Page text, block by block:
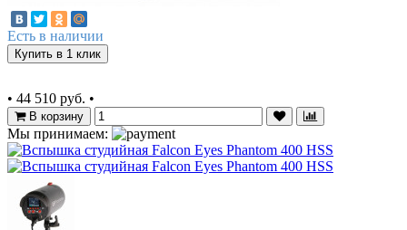
Есть в наличии
Купить в 1 клик
• 44 510 руб. •
В корзину
Мы принимаем: